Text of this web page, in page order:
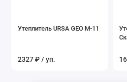
Утеплитель URSA GEO M-11
2327 ₽ / уп.